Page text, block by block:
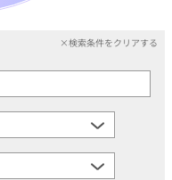
×検索条件をクリアする